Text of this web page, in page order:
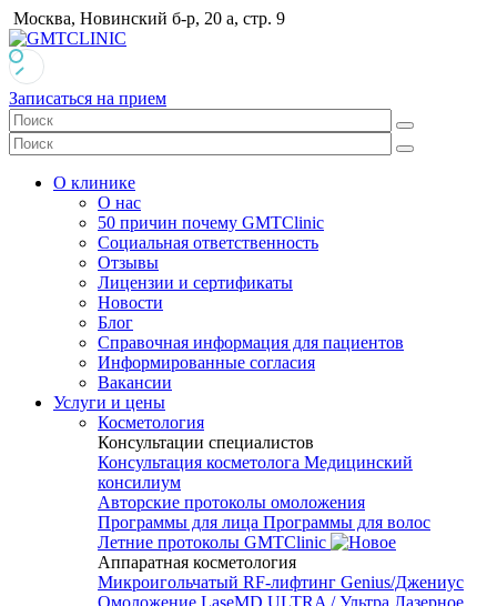
Москва, Новинский б-р, 20 а, стр. 9
Записаться на прием
О клинике
О нас
50 причин почему GMTClinic
Социальная ответственность
Отзывы
Лицензии и сертификаты
Новости
Блог
Справочная информация для пациентов
Информированные согласия
Вакансии
Услуги и цены
Косметология
Консультации специалистов
Консультация косметолога Медицинский
консилиум
Авторские протоколы омоложения
Программы для лица Программы для волос
Летние протоколы GMTClinic
Аппаратная косметология
Микроигольчатый RF-лифтинг Genius/Джениус
Омоложение LaseMD ULTRA / Ультра Лазерное